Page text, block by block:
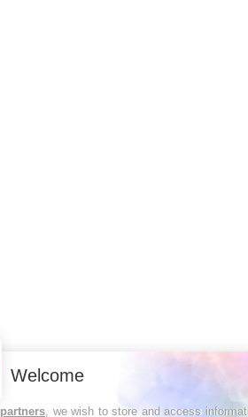
Welcome
partners , we wish to store and access